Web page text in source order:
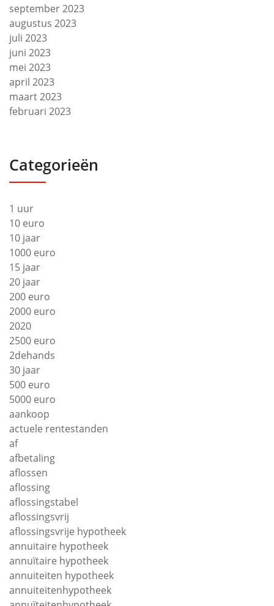
september 2023
augustus 2023
juli 2023
juni 2023
mei 2023
april 2023
maart 2023
februari 2023
Categorieën
1 uur
10 euro
10 jaar
1000 euro
15 jaar
20 jaar
200 euro
2000 euro
2020
2500 euro
2dehands
30 jaar
500 euro
5000 euro
aankoop
actuele rentestanden
af
afbetaling
aflossen
aflossing
aflossingstabel
aflossingsvrij
aflossingsvrije hypotheek
annuitaire hypotheek
annuïtaire hypotheek
annuiteiten hypotheek
annuiteitenhypotheek